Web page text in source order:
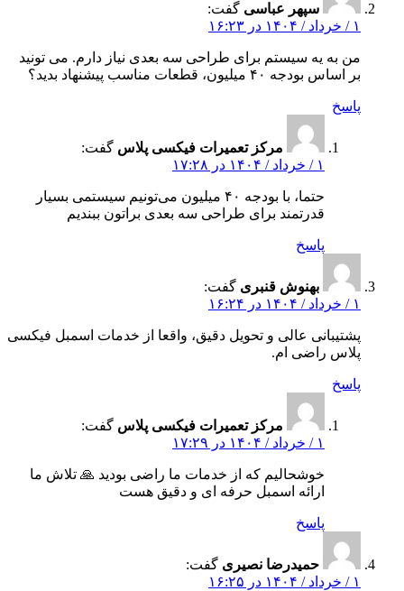
سپهر عباسی گفت:
۱ / خرداد / ۱۴۰۴ در ۱۶:۲۳
من به یه سیستم برای طراحی سه‌ بعدی نیاز دارم. می‌ تونید
بر اساس بودجه ۴۰ میلیون، قطعات مناسب پیشنهاد بدید؟
پاسخ
مرکز تعمیرات فیکسی پلاس گفت:
۱ / خرداد / ۱۴۰۴ در ۱۷:۲۸
حتما، با بودجه ۴۰ میلیون می‌تونیم سیستمی بسیار
قدرتمند برای طراحی سه‌ بعدی براتون ببندیم
پاسخ
بهنوش قنبری گفت:
۱ / خرداد / ۱۴۰۴ در ۱۶:۲۴
پشتیبانی عالی و تحویل دقیق، واقعا از خدمات اسمبل فیکسی
پلاس راضی‌ ام.
پاسخ
مرکز تعمیرات فیکسی پلاس گفت:
۱ / خرداد / ۱۴۰۴ در ۱۷:۲۹
خوشحالیم که از خدمات ما راضی بودید 🙏 تلاش ما
ارائه اسمبل حرفه‌ ای و دقیق هست
پاسخ
حمیدرضا نصیری گفت:
۱ / خرداد / ۱۴۰۴ در ۱۶:۲۵